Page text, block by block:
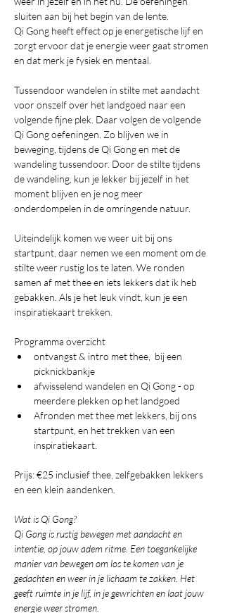
sluiten aan bij het begin van de lente.
Qi Gong heeft effect op je energetische lijf en
zorgt ervoor dat je energie weer gaat stromen
en dat merk je fysiek en mentaal.
Tussendoor wandelen in stilte met aandacht
voor onszelf over het landgoed naar een
volgende fijne plek. Daar volgen de volgende
Qi Gong oefeningen. Zo blijven we in
beweging, tijdens de Qi Gong en met de
wandeling tussendoor. Door de stilte tijdens
de wandeling, kun je lekker bij jezelf in het
moment blijven en je nog meer
onderdompelen in de omringende natuur.
Uiteindelijk komen we weer uit bij ons
startpunt, daar nemen we een moment om de
stilte weer rustig los te laten. We ronden
samen af met thee en iets lekkers dat ik heb
gebakken. Als je het leuk vindt, kun je een
inspiratiekaart trekken.
Programma overzicht
ontvangst & intro met thee,  bij een
picknickbankje
afwisselend wandelen en Qi Gong - op
meerdere plekken op het landgoed
Afronden met thee met lekkers, bij ons
startpunt, en het trekken van een
inspiratiekaart.
Prijs: €25 inclusief thee, zelfgebakken lekkers
en een klein aandenken.
Wat is Qi Gong?
Qi Gong is rustig bewegen met aandacht en
intentie, op jouw adem ritme. Een toegankelijke
manier van bewegen om los te komen van je
gedachten en weer in je lichaam te zakken. Het
geeft ruimte in je lijf, in je gewrichten en laat jouw
energie weer stromen.